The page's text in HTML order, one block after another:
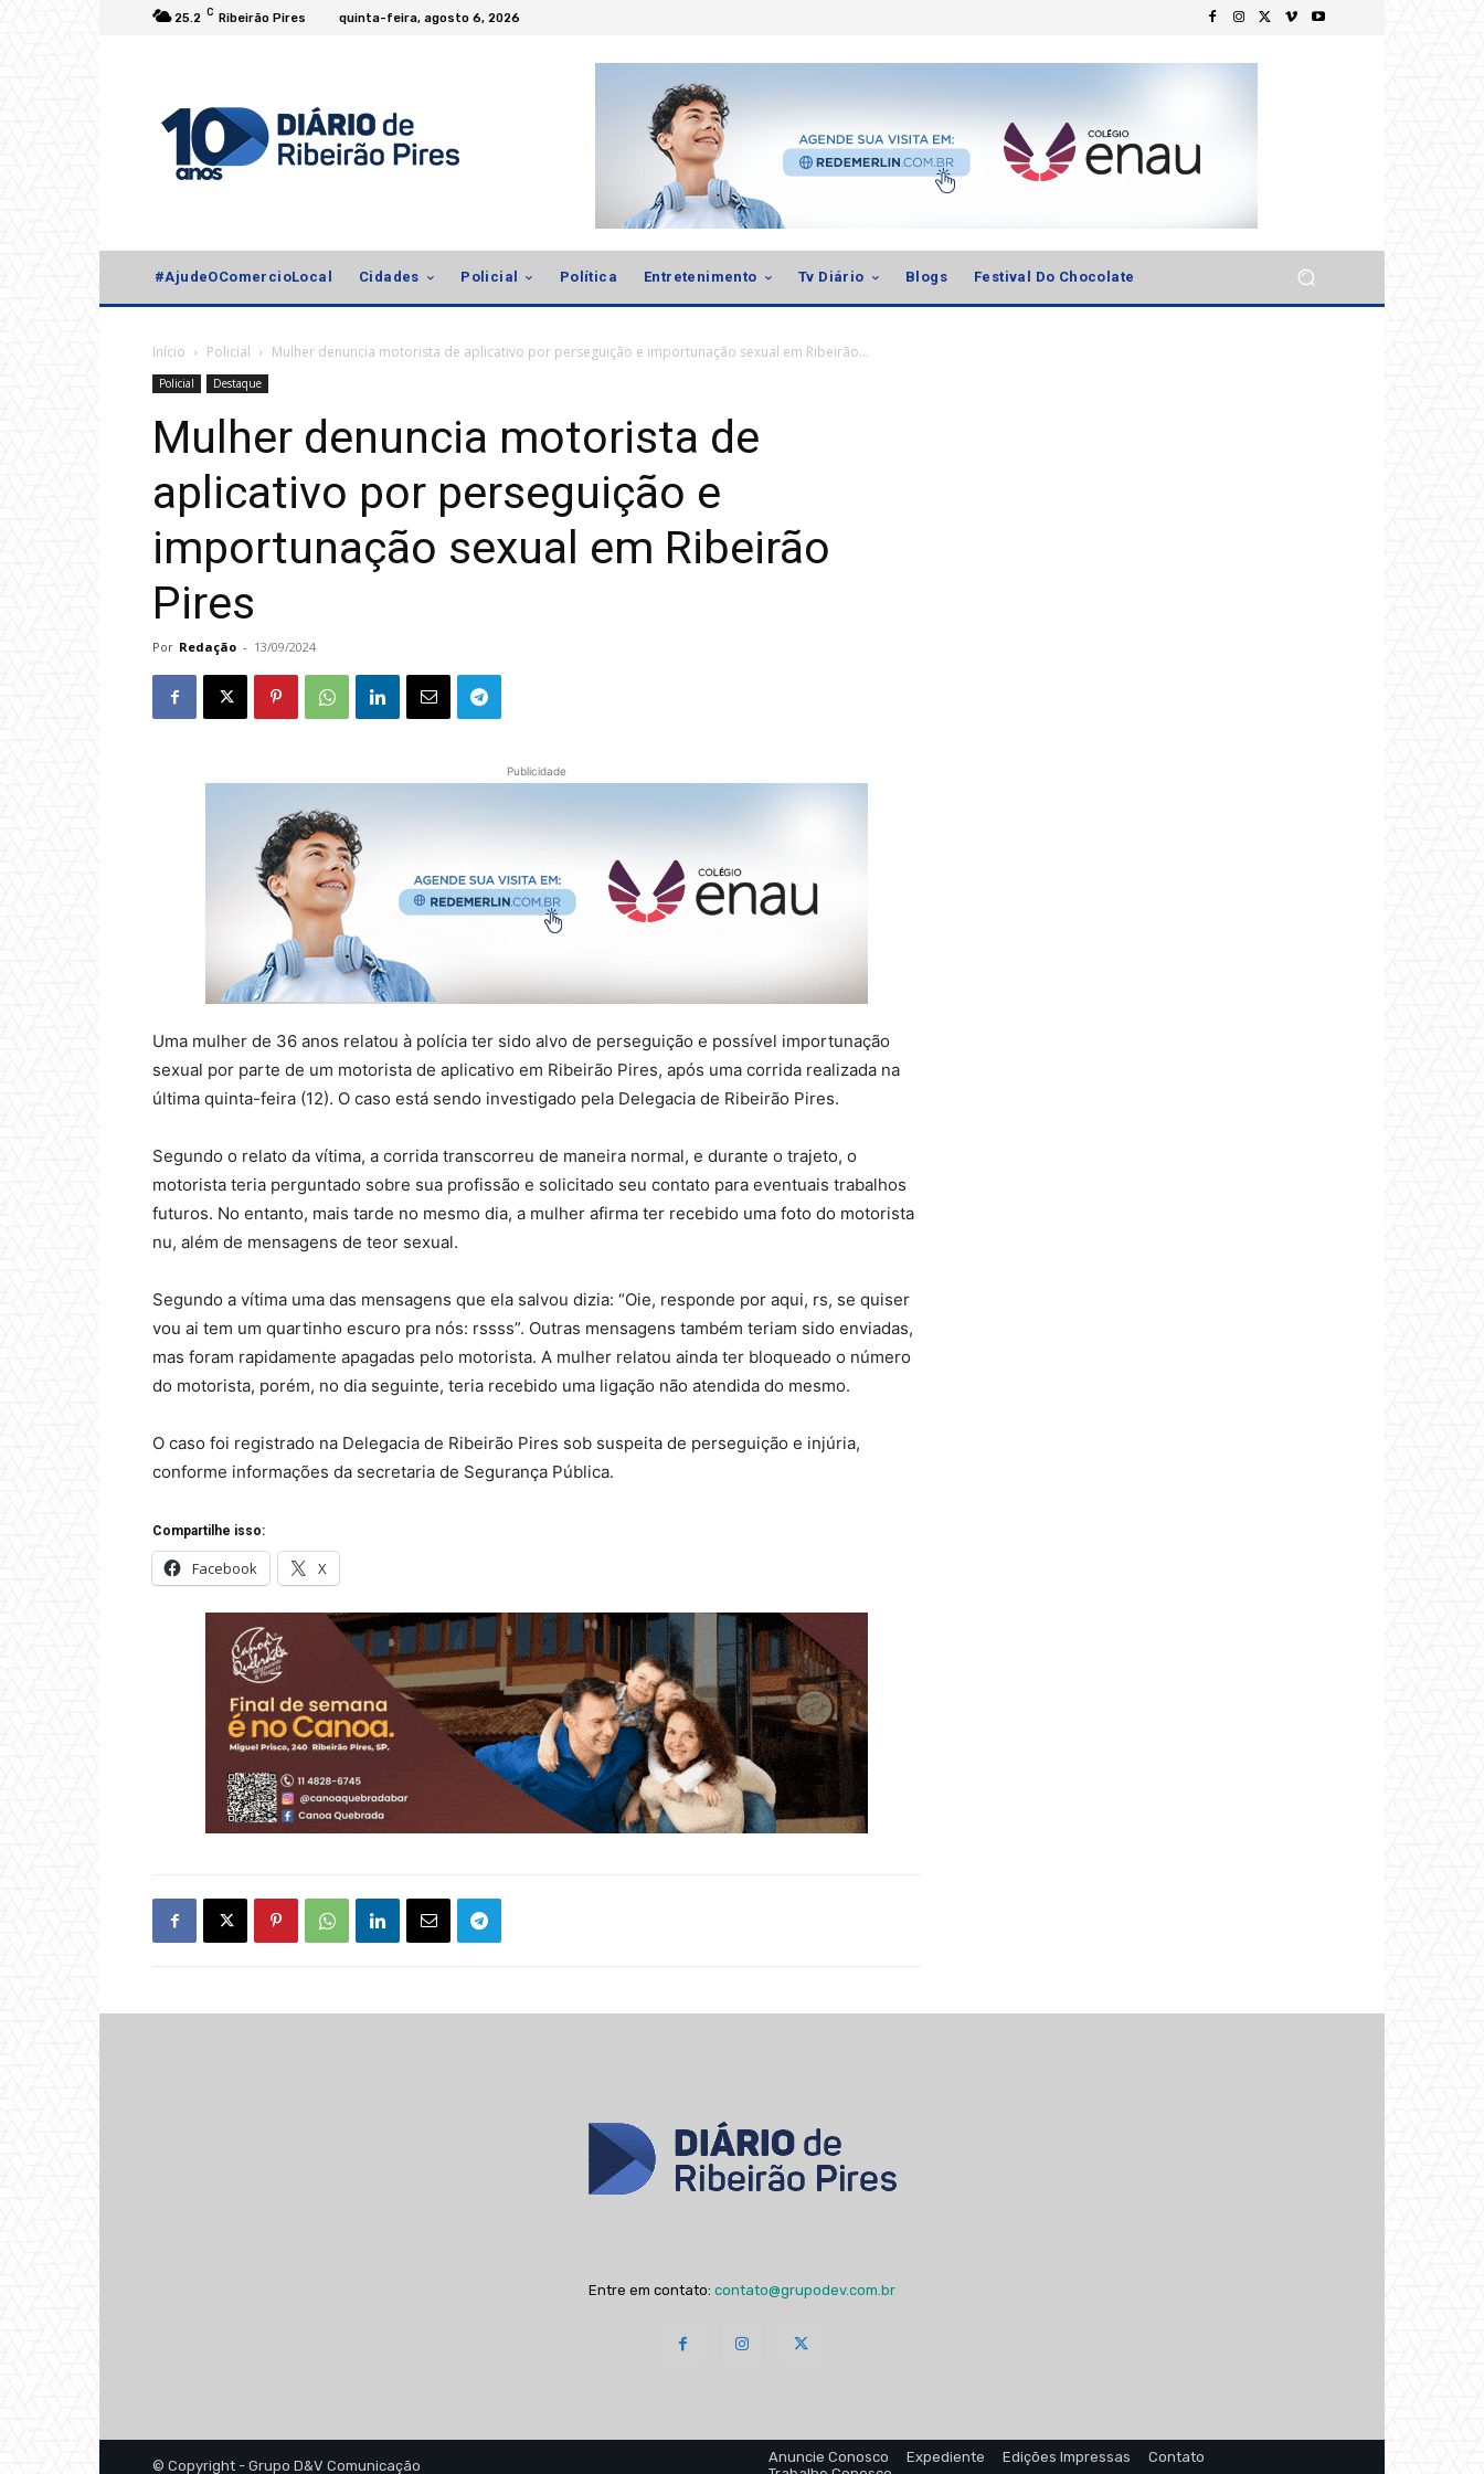
25.2 C Ribeirão Pires quinta-feira, agosto 6, 2026
#AjudeOComercioLocal Cidades Policial Política Entretenimento Tv Diário Blogs Festival Do Chocolate
Início Policial Mulher denuncia motorista de aplicativo por perseguição e importunação sexual em Ribeirão...
Policial Destaque
Mulher denuncia motorista de
aplicativo por perseguição e
importunação sexual em Ribeirão
Pires
Por Redação - 13/09/2024
Publicidade
Uma mulher de 36 anos relatou à polícia ter sido alvo de perseguição e possível importunação
sexual por parte de um motorista de aplicativo em Ribeirão Pires, após uma corrida realizada na
última quinta-feira (12). O caso está sendo investigado pela Delegacia de Ribeirão Pires.
Segundo o relato da vítima, a corrida transcorreu de maneira normal, e durante o trajeto, o
motorista teria perguntado sobre sua profissão e solicitado seu contato para eventuais trabalhos
futuros. No entanto, mais tarde no mesmo dia, a mulher afirma ter recebido uma foto do motorista
nu, além de mensagens de teor sexual.
Segundo a vítima uma das mensagens que ela salvou dizia: “Oie, responde por aqui, rs, se quiser
vou ai tem um quartinho escuro pra nós: rssss”. Outras mensagens também teriam sido enviadas,
mas foram rapidamente apagadas pelo motorista. A mulher relatou ainda ter bloqueado o número
do motorista, porém, no dia seguinte, teria recebido uma ligação não atendida do mesmo.
O caso foi registrado na Delegacia de Ribeirão Pires sob suspeita de perseguição e injúria,
conforme informações da secretaria de Segurança Pública.
Compartilhe isso:
Facebook X
Entre em contato: contato@grupodev.com.br
© Copyright - Grupo D&V Comunicação Anuncie Conosco Expediente Edições Impressas
Contato